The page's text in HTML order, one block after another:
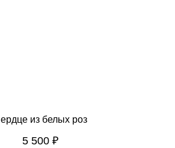
из белых роз
5 500 ₽